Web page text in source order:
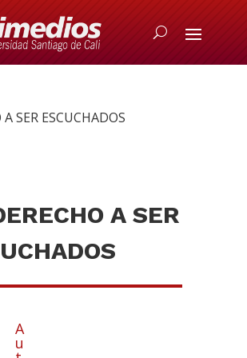
SER ESCUCHADOS
A SER
A
u